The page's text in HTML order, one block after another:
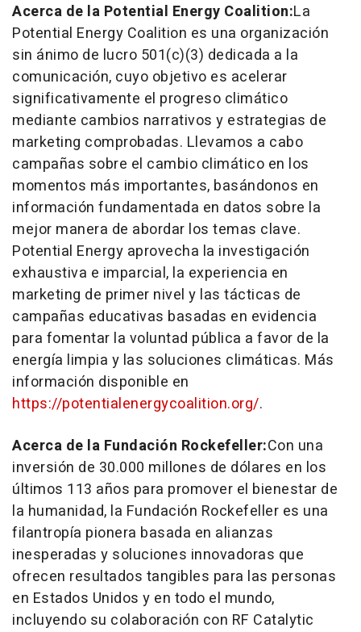
Acerca de la Potential Energy Coalition:La
Potential Energy Coalition es una organización
sin ánimo de lucro 501(c)(3) dedicada a la
comunicación, cuyo objetivo es acelerar
significativamente el progreso climático
mediante cambios narrativos y estrategias de
marketing comprobadas. Llevamos a cabo
campañas sobre el cambio climático en los
momentos más importantes, basándonos en
información fundamentada en datos sobre la
mejor manera de abordar los temas clave.
Potential Energy aprovecha la investigación
exhaustiva e imparcial, la experiencia en
marketing de primer nivel y las tácticas de
campañas educativas basadas en evidencia
para fomentar la voluntad pública a favor de la
energía limpia y las soluciones climáticas. Más
información disponible en
https://potentialenergycoalition.org/.
Acerca de la Fundación Rockefeller:Con una
inversión de 30.000 millones de dólares en los
últimos 113 años para promover el bienestar de
la humanidad, la Fundación Rockefeller es una
filantropía pionera basada en alianzas
inesperadas y soluciones innovadoras que
ofrecen resultados tangibles para las personas
en Estados Unidos y en todo el mundo,
incluyendo su colaboración con RF Catalytic